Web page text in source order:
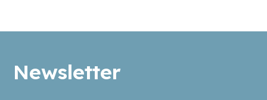
Newsletter